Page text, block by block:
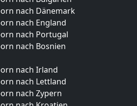
nach Dänemark
nach England
nach Portugal
nach Bosnien
nach Irland
nach Lettland
nach Zypern